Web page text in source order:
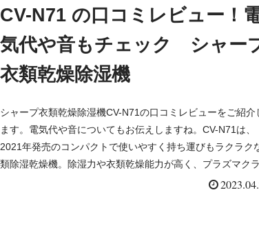
CV-N71 の口コミレビュー！
気代や音もチェック シャー
衣類乾燥除湿機
シャープ衣類乾燥除湿機CV-N71の口コミレビューをご紹介
ます。電気代や音についてもお伝えしますね。CV-N71は、
2021年発売のコンパクトで使いやすく持ち運びもラクラク
類除湿乾燥機。除湿力や衣類乾燥能力が高く、プラズマクラ